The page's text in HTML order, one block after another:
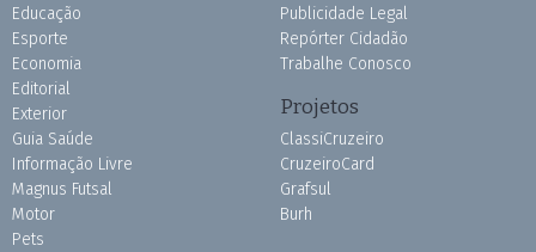
Educação
Esporte
Economia
Editorial
Exterior
Guia Saúde
Informação Livre
Magnus Futsal
Motor
Pets
Publicidade Legal
Repórter Cidadão
Trabalhe Conosco
Projetos
ClassiCruzeiro
CruzeiroCard
Grafsul
Burh